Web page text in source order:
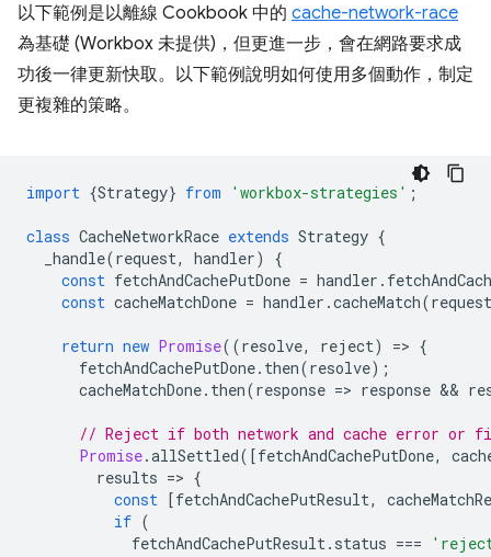
以下範例是以離線 Cookbook 中的 cache-network-race
為基礎 (Workbox 未提供)，但更進一步，會在網路要求成
功後一律更新快取。以下範例說明如何使用多個動作，制定
更複雜的策略。
import {Strategy} from 'workbox-strategies' ;
class CacheNetworkRace extends Strategy {
_handle(request, handler)
{
const fetchAndCachePutDone = handler .
const cacheMatchDone = handler .cacheMatch(request
return new Promise((resolve, reject) => {
fetchAndCachePutDone. then(resolve);
cacheMatchDone. then(response => response &&
// Reject if both network and cache error or
Promise.allSettled([fetchAndCachePutDone,
results => {
const [fetchAndCachePutResult,
if (
fetchAndCachePutResult . status ===